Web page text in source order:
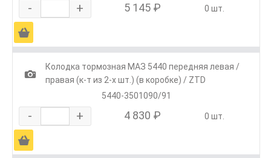
- + 5 145 ₽ 0 шт.
Ä
1
Колодка тормозная МАЗ 5440 передняя левая /
правая (к-т из 2-х шт.) (в коробке) / ZTD
5440-3501090/91
- + 4 830 ₽ 0 шт.
Ä